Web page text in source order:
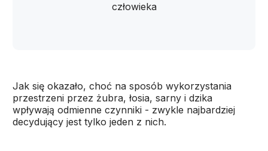
człowieka
Jak się okazało, choć na sposób wykorzystania
przestrzeni przez żubra, łosia, sarny i dzika
wpływają odmienne czynniki - zwykle najbardziej
decydujący jest tylko jeden z nich.